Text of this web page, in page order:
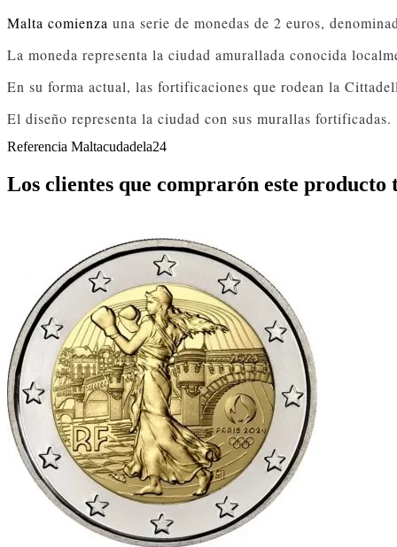
Malta comienza una serie de monedas de 2 euros,
La moneda representa la ciudad amurallada conocida
En su forma actual, las fortificaciones que rodean la
El diseño representa la ciudad con sus murallas fortificadas.
Referencia Maltacudadela24
Los clientes que comprarón este